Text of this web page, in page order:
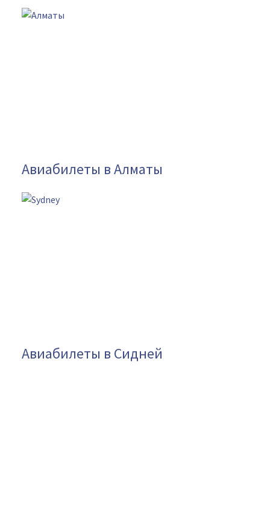
Авиабилеты в Алматы
Авиабилеты в Сидней